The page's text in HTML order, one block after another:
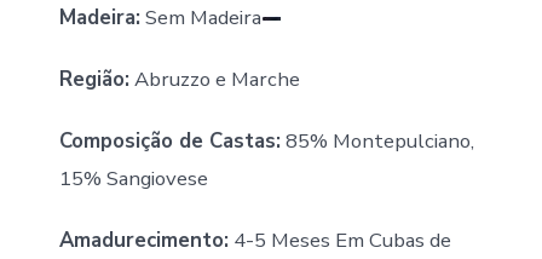
Madeira: Sem Madeira
Região: Abruzzo e Marche
Composição de Castas: 85% Montepulciano,
15% Sangiovese
Amadurecimento: 4-5 Meses Em Cubas de